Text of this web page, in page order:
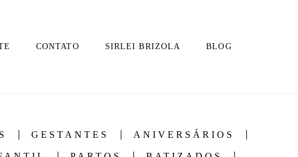
CONTATO SIRLEI BRIZOLA BLOG
GESTANTES ANIVERSÁRIOS